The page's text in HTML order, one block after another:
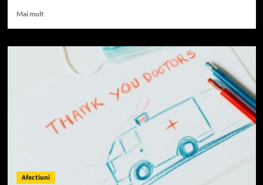
Mai multRead
Dificultățile
emoționale
la
pisici
Afectiuni